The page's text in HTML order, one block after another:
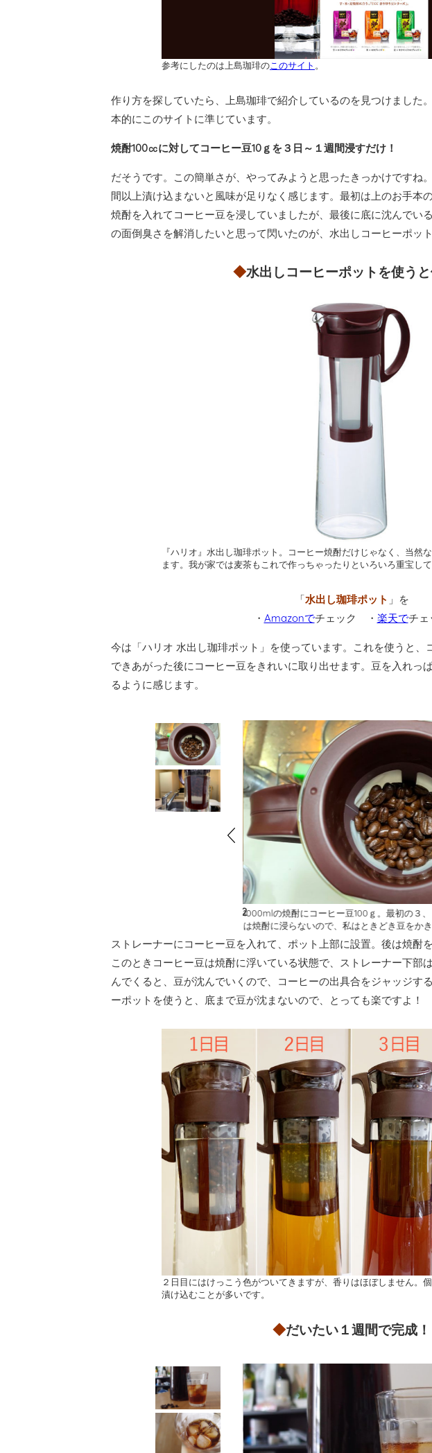
参考にしたのは上島珈琲のこのサイト 。
作り方を探していたら、上島珈琲で紹介しているのを見つけました
本的にこのサイトに準じています。
焼酎100㏄に対してコーヒー豆10ｇを３日～１週間浸すだけ！
だそうです。この簡単さが、やってみようと思ったきっかけですね
間以上漬け込まないと風味が足りなく感じます。最初は上のお手本
焼酎を入れてコーヒー豆を浸していましたが、最後に底に沈んでい
の面倒臭さを解消したいと思って閃いたのが、水出しコーヒーポット
◆水出しコーヒーポットを使うと
『ハリオ』水出し珈琲ポット。コーヒー焼酎だけじゃなく、当然
ます。我が家では麦茶もこれで作っちゃったりといろいろ重宝して
「水出し珈琲ポット 」を
・ Amazonでチェック ・ 楽天でチェ
今は「ハリオ 水出し珈琲ポット」を使っています。これを使うと、
できあがった後にコーヒー豆をきれいに取り出せます。豆を入れっ
るように感じます。
2
1000mlの焼酎にコーヒー豆100ｇ。最初の３
は焼酎に浸らないので、私はときどき豆をかき
ストレーナーにコーヒー豆を入れて、ポット上部に設置。後は焼酎
このときコーヒー豆は焼酎に浮いている状態で、ストレーナー下部
んでくると、豆が沈んでいくので、コーヒーの出具合をジャッジす
ーポットを使うと、底まで豆が沈まないので、とっても楽ですよ！
２日目にはけっこう色がついてきますが、香りはほぼしません。
漬け込むことが多いです。
◆だいたい１週間で完成！